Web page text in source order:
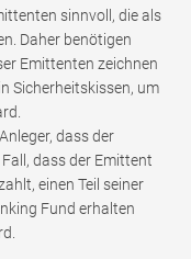
sinnvoll, die als
Daher benötigen
Emittenten zeichnen
Sicherheitskissen, um
dass der
dass der Emittent
einen Teil seiner
Fund erhalten